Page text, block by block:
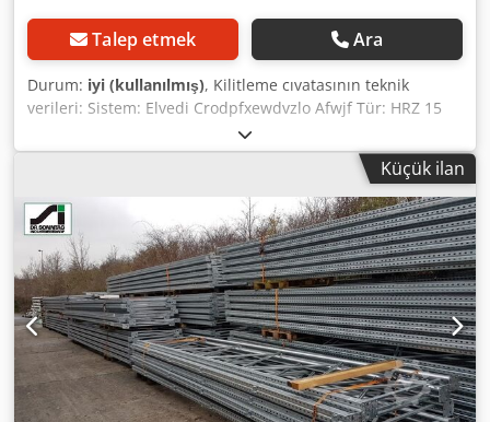
Talep etmek Ara
Durum: iyi (kullanılmış), Kilitleme cıvatasının teknik
verileri: Sistem: Elvedi Crodpfxewdvzlo Afwjf Tür: HRZ 15
Teslimat kapsamı şunları içerir: 01x Konsol rafı için
kullanılan emniyet cıvatası Malzeme rengi: galvanizli
Boyutlar: 178 x 24 x 17 mm (UxGxY) Ağırlık: 0,660 kg/adet
Konsol kollarını sabitlemek için istem dışı kaldırmaya karşı
Şu anda stokta: yaklaşık. 350 adet. Belirtilen fiyat KDV dahil
teslim alma fiyatıdır. Şirketimizdeki irtibat kişileriniz: Bay:
Andre Evering Bay: Mario Klöver Bay: Falk Almanca Makale
hakkında genel bilgi: Bu ürün yalnızca teslim alınabilir.
Talep edilen herhangi bir ek nakliye veya bu ürünün
gönderilmesi ek maliyetlere tabidir ve bu maliyetler ayrı
olarak tahsil edilecektir Teslimat yerine veya teslimat
kapsamına bağlı olarak bizden talep edilebilir.
Küçük ilan